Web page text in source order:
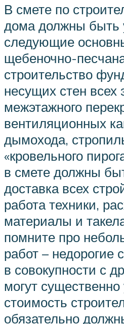
В смете по
дома должны быть
следующие
щебеночно-
строительство
несущих стен всех
межэтажного
вентиляционных
дымохода,
«кровельного
в смете должны
доставка всех
работа техники,
материалы и
помните про
работ – недорогие
в совокупности с
могут
стоимость
обязательно